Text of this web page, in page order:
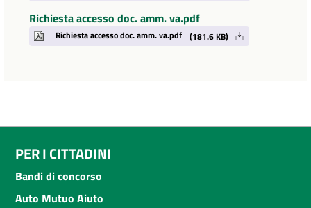
Richiesta accesso doc. amm. va.pdf
Richiesta accesso doc. amm. va.pdf (181.6 KB)
PER I CITTADINI
Bandi di concorso
Auto Mutuo Aiuto